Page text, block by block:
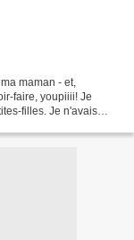
maman - et,
faire, youpiiii! Je
filles. Je n'avais